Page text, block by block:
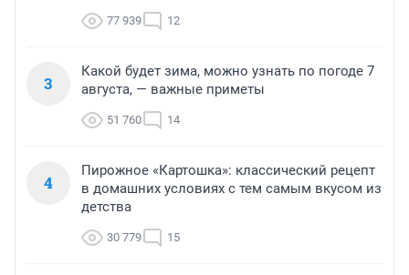
77 939 12
3
Какой будет зима, можно узнать по погоде 7
августа, — важные приметы
51 760 14
4
Пирожное «Картошка»: классический рецепт
в домашних условиях с тем самым вкусом из
детства
30 779 15